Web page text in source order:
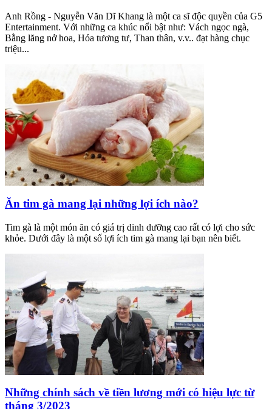
Anh Rồng - Nguyễn Văn Dĩ Khang là một ca sĩ độc quyền của G5
Entertainment. Với những ca khúc nổi bật như: Vách ngọc ngà,
Bằng lăng nở hoa, Hóa tương tư, Than thân, v.v.. đạt hàng chục
triệu...
Ăn tim gà mang lại những lợi ích nào?
Tim gà là một món ăn có giá trị dinh dưỡng cao rất có lợi cho sức
khỏe. Dưới đây là một số lợi ích tim gà mang lại bạn nên biết.
Những chính sách về tiền lương mới có hiệu lực từ
tháng 3/2023